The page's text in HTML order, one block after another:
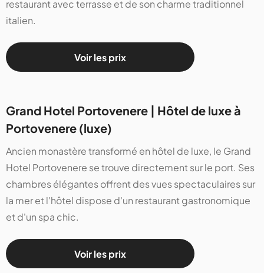
restaurant avec terrasse et de son charme traditionnel
italien.
Voir les prix
Grand Hotel Portovenere | Hôtel de luxe à
Portovenere (luxe)
Ancien monastère transformé en hôtel de luxe, le Grand
Hotel Portovenere se trouve directement sur le port. Ses
chambres élégantes offrent des vues spectaculaires sur
la mer et l'hôtel dispose d'un restaurant gastronomique
et d'un spa chic.
Voir les prix